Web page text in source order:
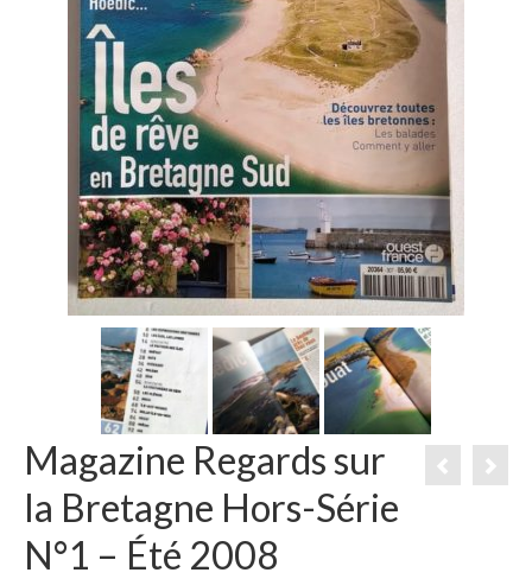
Magazine Regards sur
la Bretagne Hors-Série
N°1 – Été 2008